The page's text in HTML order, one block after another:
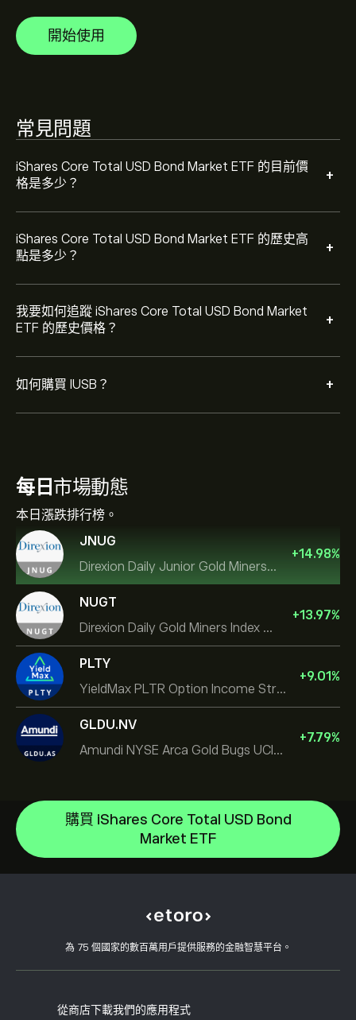
開始使用
常見問題
iShares Core Total USD Bond Market ETF 的目前價
格是多少？
+
iShares Core Total USD Bond Market ETF 的歷史高
點是多少？
+
我要如何追蹤 iShares Core Total USD Bond Market
ETF 的歷史價格？
+
價格變動。iShares Core Total USD Bond Market ETF 的
價格在過去一年內介於 ‎$‎-0.51 之間。
如何購買 IUSB？ +
若要購買 IUSB，請瀏覽 eToro 網站上的「"iShares Core
每日 市場動態
本日漲跌排行榜。
JNUG
Direxion Daily Junior Gold Miners Index Bull 2X ETF
+14.98%
NUGT
Direxion Daily Gold Miners Index Bull 2X ETF
+13.97%
PLTY
YieldMax PLTR Option Income Strategy ETF
+9.01%
GLDU.NV
Amundi NYSE Arca Gold Bugs UCITS ETF Dist
+7.79%
購買 iShares Core Total USD Bond
Market ETF
為 75 個國家的數百萬用戶提供服務的金融智慧平台。
從商店下載我們的應用程式
iShares $ Treasury Bond 0-1yr UCITS ETF
iShares Silver Trust
iShares Core MSCI World UCITS ETF
說明中心
如何存款
如何提款
開設帳戶
用戶端漏洞
CopyTrading 如何運作
負責任的交易
為什麼選擇 eToro
我們的辦事處
風險揭露
投資保險